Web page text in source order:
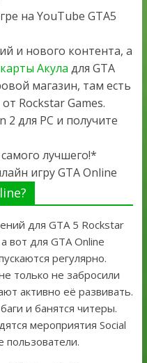
на YouTube GTA5
и нового контента, а
карты Акула для GTA
магазин, там есть
Rockstar Games.
2 для PC и получите
лучшего!*
игру GTA Online
для GTA 5 Rockstar
вот для GTA Online
регулярно.
только не забросили
активно её развивать.
и банятся читеры.
мероприятия Social
пользователи.